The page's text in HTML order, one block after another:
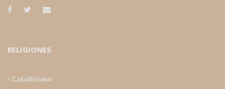
RELIGIONES
Catolicismo